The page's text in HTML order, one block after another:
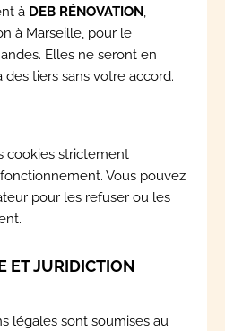
à DEB RÉNOVATION,
à Marseille, pour le
Elles ne seront en
des tiers sans votre accord.
cookies strictement
Vous pouvez
pour les refuser ou les
ET JURIDICTION
légales sont soumises au